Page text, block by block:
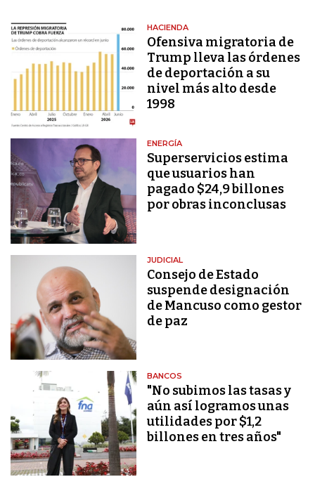
HACIENDA
Ofensiva migratoria de
Trump lleva las órdenes
de deportación a su
nivel más alto desde
1998
ENERGÍA
Superservicios estima
que usuarios han
pagado $24,9 billones
por obras inconclusas
JUDICIAL
Consejo de Estado
suspende designación
de Mancuso como gestor
de paz
BANCOS
"No subimos las tasas y
aún así logramos unas
utilidades por $1,2
billones en tres años"